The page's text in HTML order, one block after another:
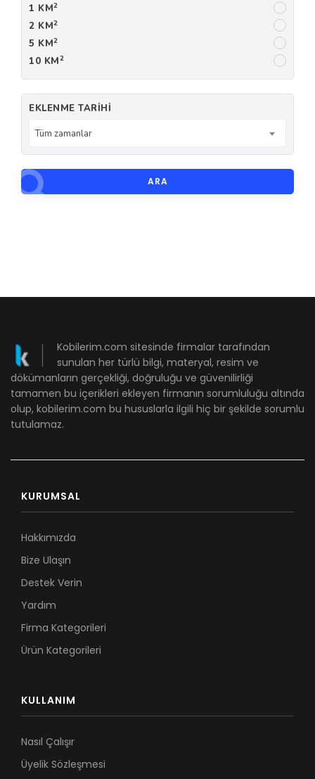
1 KM2
2 KM2
5 KM2
10 KM2
EKLENME TARIHI
Tüm zamanlar
ARA
Kobilerim.com sitesinde firmalar tarafından
sunulan her türlü bilgi, materyal, resim ve
dökümanların gerçekliği, doğruluğu ve güvenilirliği
tamamen bu içerikleri ekleyen firmanın sorumluluğu altında
olup, kobilerim.com bu hususlarla ilgili hiç bir şekilde sorumlu
tutulamaz.
KURUMSAL
Hakkımızda
Bize Ulaşın
Destek Verin
Yardım
Firma Kategorileri
Ürün Kategorileri
KULLANIM
Nasıl Çalışır
Üyelik Sözleşmesi